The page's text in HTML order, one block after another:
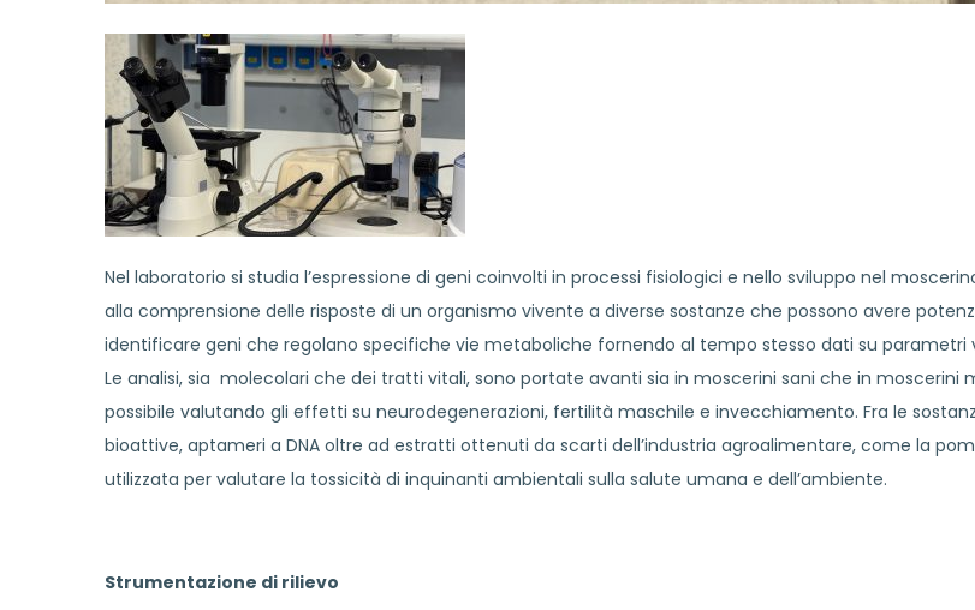
Nel laboratorio si studia l’espressione di geni coinvolti in processi fisiologici e nello sviluppo nel
alla comprensione delle risposte di un organismo vivente a diverse sostanze che possono avere
identificare geni che regolano specifiche vie metaboliche fornendo al tempo stesso dati su
Le analisi, sia molecolari che dei tratti vitali, sono portate avanti sia in moscerini sani che in
possibile valutando gli effetti su neurodegenerazioni, fertilità maschile e invecchiamento. Fra le
bioattive, aptameri a DNA oltre ad estratti ottenuti da scarti dell’industria agroalimentare, come la
utilizzata per valutare la tossicità di inquinanti ambientali sulla salute umana e dell’ambiente.
Strumentazione di rilievo